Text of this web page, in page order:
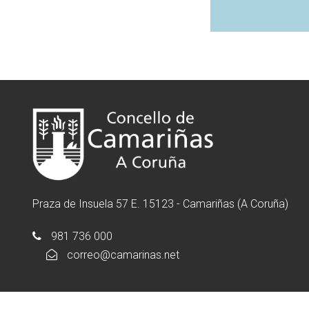
Praza de Insuela 57 E. 15123 - Camariñas (A Coruña)
981 736 000
correo@camarinas.net